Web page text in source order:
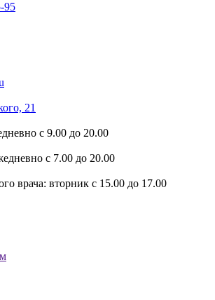
95
21
с 9.00 до 20.00
с 7.00 до 20.00
врача: вторник с 15.00 до 17.00